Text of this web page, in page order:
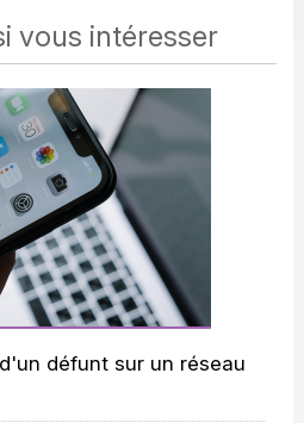
vous intéresser
défunt sur un réseau